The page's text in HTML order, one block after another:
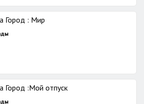
Город : Мир
Город :Мой отпуск